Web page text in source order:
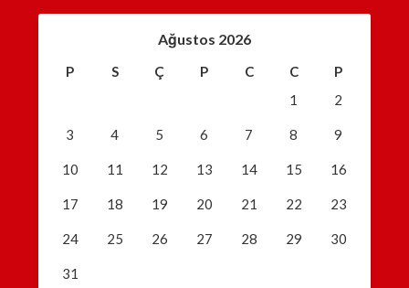
Ağustos 2026
P S Ç P C C
P
1
2
3 4 5 6 7 8 9
10 11 12 13 14 15 16
17 18 19 20 21 22 23
24 25 26 27 28 29 30
31